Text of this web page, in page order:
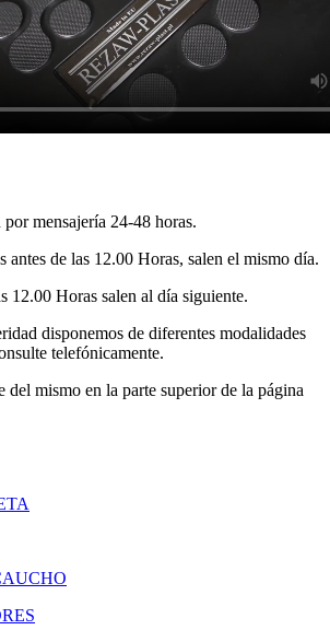
mensajería 24-48 horas.
antes de las 12.00 Horas, salen el mismo día.
12.00 Horas salen al día siguiente.
disponemos de diferentes modalidades
telefónicamente.
del mismo en la parte superior de la página